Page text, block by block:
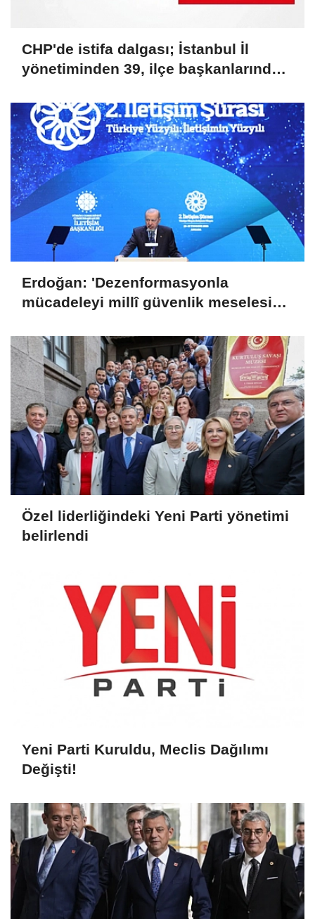
CHP'de istifa dalgası; İstanbul İl
yönetiminden 39, ilçe başkanlarından
Erdoğan: 'Dezenformasyonla
mücadeleyi millî güvenlik meselesi
Özel liderliğindeki Yeni Parti yönetimi
belirlendi
Yeni Parti Kuruldu, Meclis Dağılımı
Değişti!